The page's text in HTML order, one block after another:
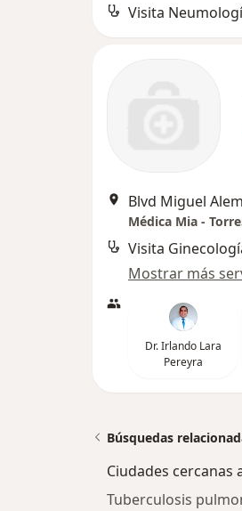
Visita
Blvd Miguel
Médica Mia -
Visita
Mostrar más
Dr. Irlando Lara
Pereyra
Búsquedas
Ciudades cercanas
Tuberculosis